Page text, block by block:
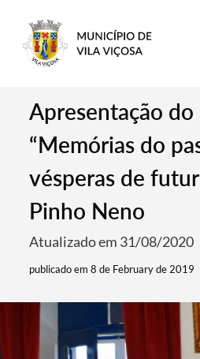
Apresentação do
“Memórias do
vésperas de
Pinho Neno
Atualizado em 31/08/2020
publicado em 8 de February de 2019